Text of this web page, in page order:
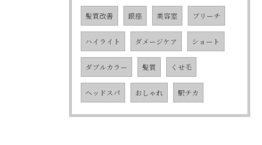
髪質改善 銀座 美容室 ブリーチ
ハイライト ダメージケア ショート
ダブルカラー 髪質 くせ毛
ヘッドスパ おしゃれ 駅チカ